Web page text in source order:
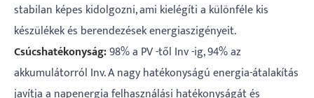
stabilan képes kidolgozni, ami kielégíti a különféle kis
készülékek és berendezések energiaszigényeit.
Csúcshatékonyság:98% a PV -től Inv -ig, 94% az
akkumulátorról Inv. A nagy hatékonyságú energia-átalakítás